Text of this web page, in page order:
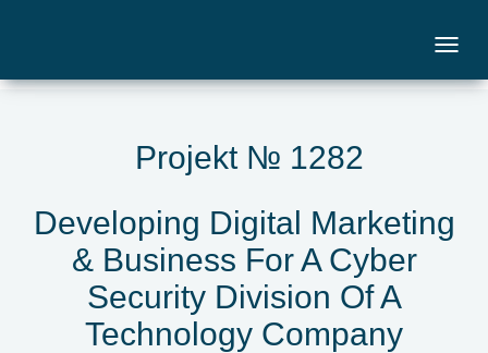
Projekt № 1282
Developing Digital Marketing
& Business For A Cyber
Security Division Of A
Technology Company